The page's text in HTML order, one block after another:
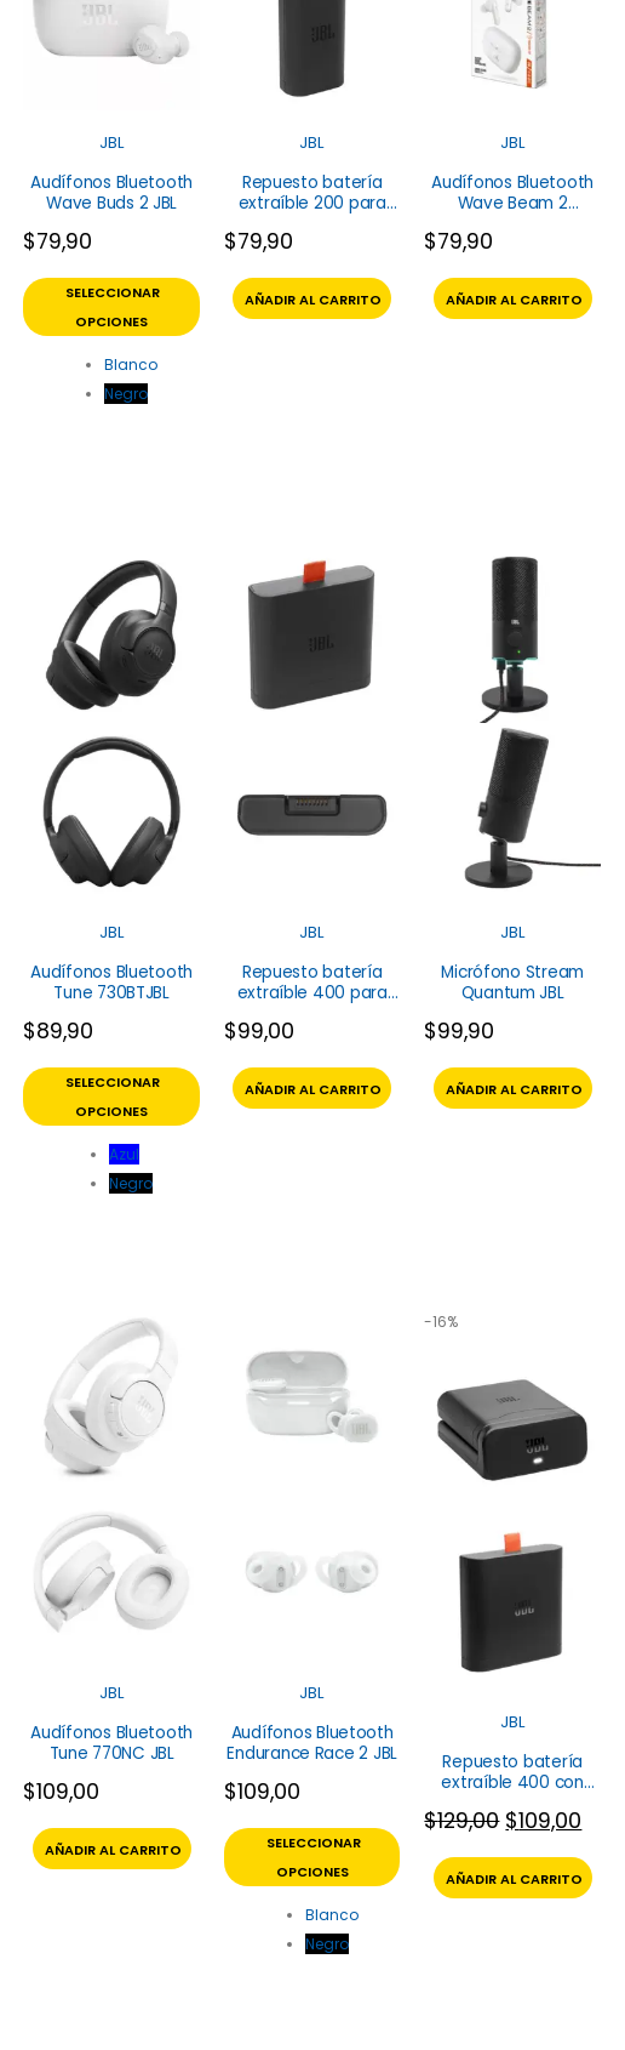
JBL
Audífonos Bluetooth
Wave Buds 2 JBL
$79,90
SELECCIONAR
OPCIONES
Blanco
Negro
JBL
Repuesto batería
extraíble 200 para
$79,90
AÑADIR AL CARRITO
JBL
Audífonos Bluetooth
Wave Beam 2
$79,90
AÑADIR AL CARRITO
JBL
Audífonos Bluetooth
Tune 730BTJBL
$89,90
SELECCIONAR
OPCIONES
Azul
Negro
JBL
Repuesto batería
extraíble 400 para
$99,00
AÑADIR AL CARRITO
JBL
Micrófono Stream
Quantum JBL
$99,90
AÑADIR AL CARRITO
JBL
Audífonos Bluetooth
Tune 770NC JBL
$109,00
AÑADIR AL CARRITO
JBL
Audífonos Bluetooth
Endurance Race 2 JBL
$109,00
SELECCIONAR
OPCIONES
Blanco
Negro
-16%
JBL
Repuesto batería
extraíble 400 con
parlante JBL
$129,00 $109,00
AÑADIR AL CARRITO